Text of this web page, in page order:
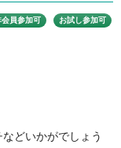
会員参加可 お試し参加可
どいかがでしょう